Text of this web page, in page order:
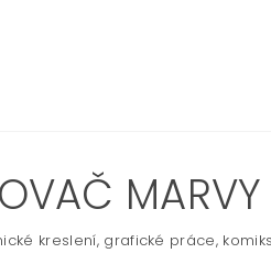
kreslení, grafické práce,